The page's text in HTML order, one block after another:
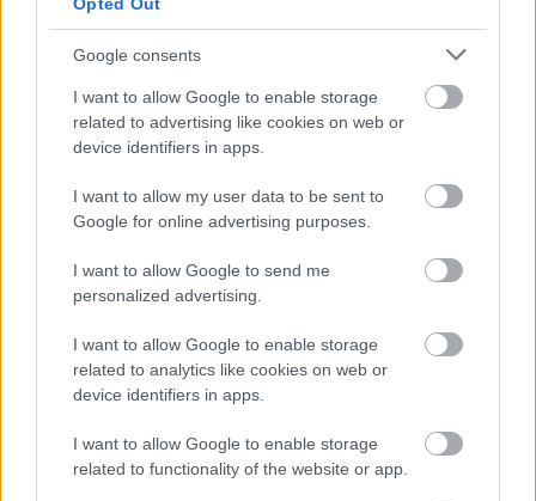
Google consents
I want to allow Google to enable storage
related to advertising like cookies on web or
device identifiers in apps.
I want to allow my user data to be sent to
Google for online advertising purposes.
I want to allow Google to send me
personalized advertising.
I want to allow Google to enable storage
related to analytics like cookies on web or
device identifiers in apps.
I want to allow Google to enable storage
related to functionality of the website or app.
Hírek
Rossi: a vb-kudarc fáj, de nem keres kifogásokat
beszélt.
2026.07.23.